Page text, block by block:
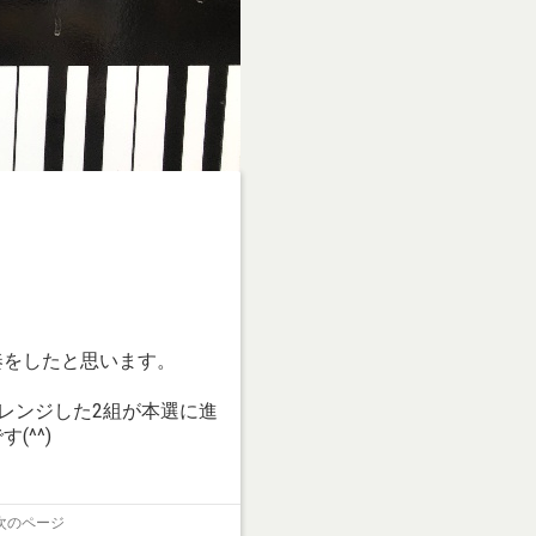
したと思います。
ンジした2組が本選に進
(^^)
のページ